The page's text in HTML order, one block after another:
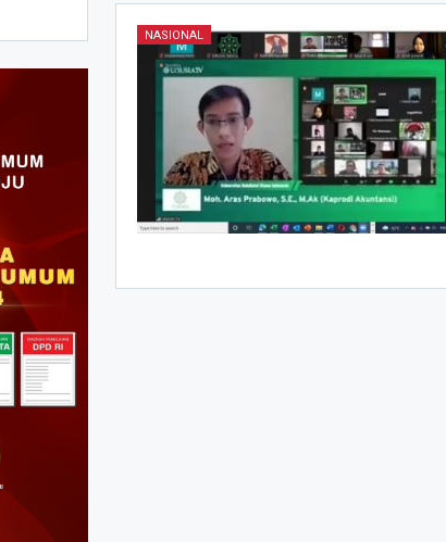
NASIONAL